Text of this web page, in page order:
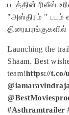
படத்தின் ரிலீஸ்
"அஸ்திரம் " படம்
Launching the
Shaam. Best
team!https://t.co/
@iamaravindraja
#Asthramtrailer